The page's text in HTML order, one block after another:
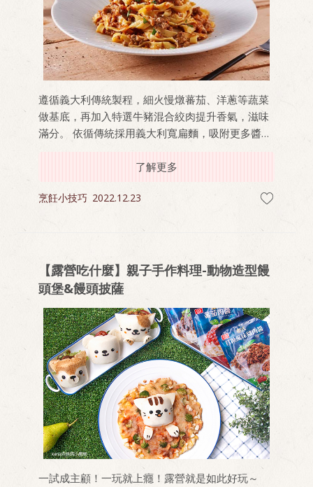
遵循義大利傳統製程，細火慢燉蕃茄、洋蔥等蔬菜
做基底，再加入特選牛豬混合絞肉提升香氣，滋味
滿分。 依循傳統採用義大利寬扁麵，吸附更多醬
汁，風味濃郁富有層次。與家人同享餐廳級美味，
了解更多
烹飪小技巧 2022.12.23
【露營吃什麼】親子手作料理-動物造型饅
頭堡&饅頭披薩
一試成主顧！一玩就上癮！露營就是如此好玩～